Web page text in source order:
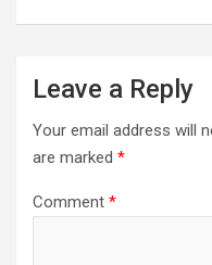
Leave a Reply
Your email address will
are marked *
Comment *